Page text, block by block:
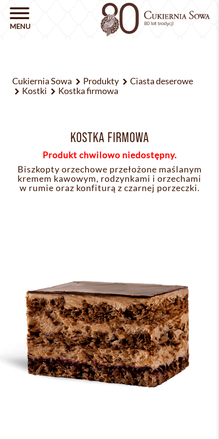
Cukiernia Sowa Produkty
Ciasta deserowe
Kostki
Kostka firmowa
KOSTKA FIRMOWA
Produkt chwilowo niedostępny.
Biszkopty orzechowe przełożone maślanym
kremem kawowym, rodzynkami i orzechami
w rumie oraz konfiturą z czarnej porzeczki.